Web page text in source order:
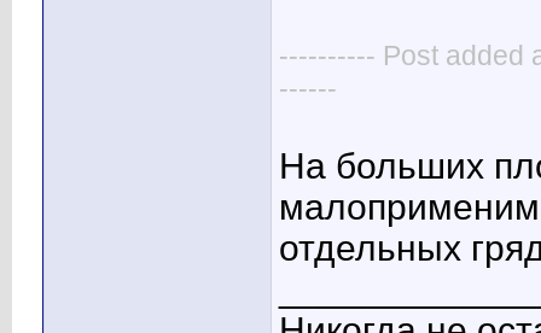
---------- Post added
------
На больших
отдельных